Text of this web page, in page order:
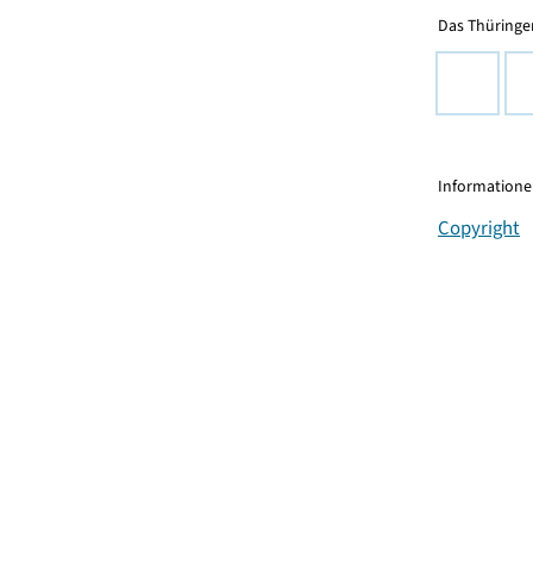
Das
Copyright